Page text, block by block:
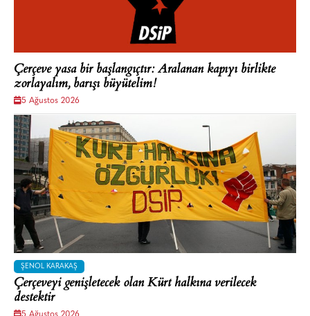
Çerçeve yasa bir başlangıçtır: Aralanan kapıyı birlikte
zorlayalım, barışı büyütelim!
5 Ağustos 2026
ŞENOL KARAKAŞ
Çerçeveyi genişletecek olan Kürt halkına verilecek
destektir